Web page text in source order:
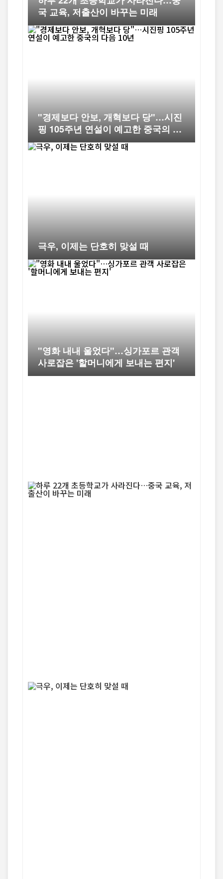
국 교육, 저출산이 바꾸는 미래
"경제보다 안보, 개혁보다 당"…시진
핑 105주년 연설이 예고한 중국의 다
음 10년
극우, 이제는 단호히 맞설 때
"영화 내내 울었다"…싱가포르 관객
사로잡은 '할머니에게 보내는 편지'